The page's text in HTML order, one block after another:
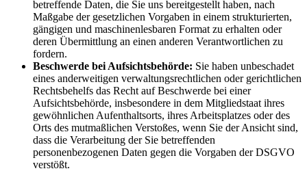
betreffende Daten, die Sie uns bereitgestellt haben, nach
Maßgabe der gesetzlichen Vorgaben in einem strukturierten,
gängigen und maschinenlesbaren Format zu erhalten oder
deren Übermittlung an einen anderen Verantwortlichen zu
fordern.
Beschwerde bei Aufsichtsbehörde: Sie haben unbeschadet
eines anderweitigen verwaltungsrechtlichen oder gerichtlichen
Rechtsbehelfs das Recht auf Beschwerde bei einer
Aufsichtsbehörde, insbesondere in dem Mitgliedstaat ihres
gewöhnlichen Aufenthaltsorts, ihres Arbeitsplatzes oder des
Orts des mutmaßlichen Verstoßes, wenn Sie der Ansicht sind,
dass die Verarbeitung der Sie betreffenden
personenbezogenen Daten gegen die Vorgaben der DSGVO
verstößt.